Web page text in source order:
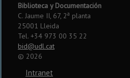
Biblioteca y Documentación
C. Jaume II, 67, 2a planta
25001 Lleida
Tel. +34 973 00 35 22
bid@udl.cat
© 2026
Intranet